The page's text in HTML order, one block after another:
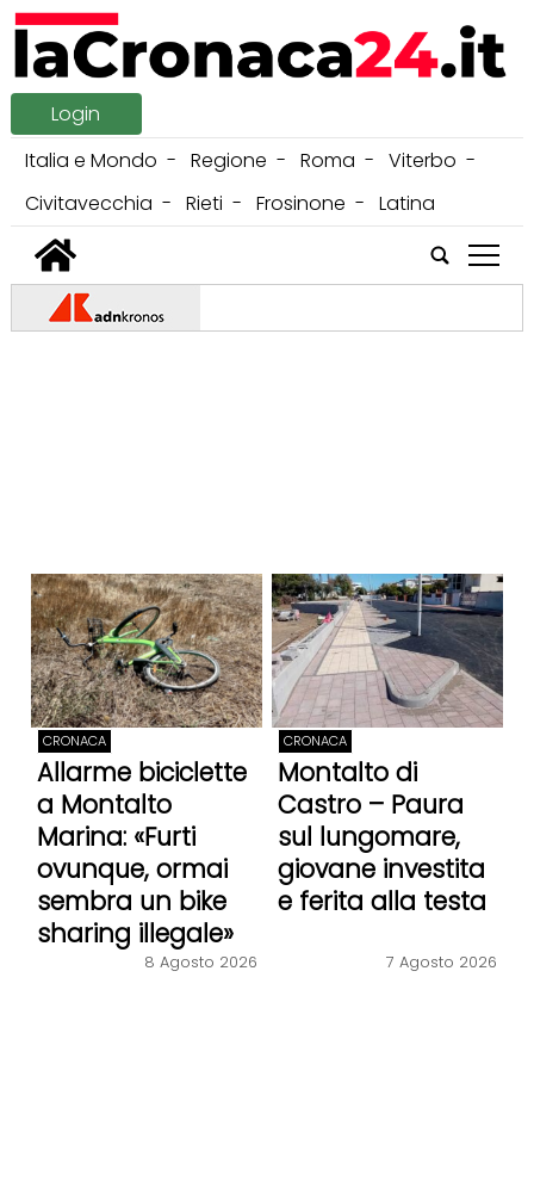
Login
Italia e Mondo
Regione Roma
Viterbo
Civitavecchia
Rieti Frosinone
Latina
tap
CRONACA
Allarme biciclette
a Montalto
Marina: «Furti
ovunque, ormai
sembra un bike
sharing illegale»
8 Agosto 2026
CRONACA
Montalto di
Castro – Paura
sul lungomare,
giovane investita
e ferita alla testa
7 Agosto 2026